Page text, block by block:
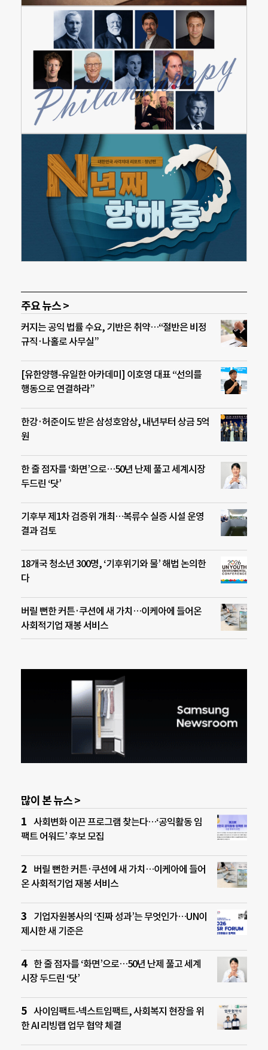
주요 뉴스 >
커지는 공익 법률 수요, 기반은 취약…“절반은 비정
규직·나홀로 사무실”
[유한양행-유일한 아카데미] 이호영 대표 “선의를
행동으로 연결하라”
한강·허준이도 받은 삼성호암상, 내년부터 상금 5억
원
한 줄 점자를 ‘화면’으로…50년 난제 풀고 세계시장
두드린 ‘닷’
기후부 제1차 검증위 개최…복류수 실증 시설 운영
결과 검토
18개국 청소년 300명, ‘기후위기와 물’ 해법 논의한
다
버릴 뻔한 커튼·쿠션에 새 가치…이케아에 들어온
사회적기업 재봉 서비스
많이 본 뉴스 >
사회변화 이끈 프로그램 찾는다…‘공익활동 임
팩트 어워드’ 후보 모집
버릴 뻔한 커튼·쿠션에 새 가치…이케아에 들어
온 사회적기업 재봉 서비스
기업자원봉사의 ‘진짜 성과’는 무엇인가…UN이
제시한 새 기준은
한 줄 점자를 ‘화면’으로…50년 난제 풀고 세계
시장 두드린 ‘닷’
사이임팩트-넥스트임팩트, 사회복지 현장을 위
한 AI 리빙랩 업무 협약 체결